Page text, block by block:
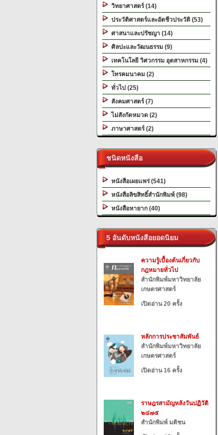
วิทยาศาสตร์ (14)
ประวัติศาสตร์และอัตชีวประวัติ (53)
ศาสนาและปรัชญา (14)
ศิลปะและวัฒนธรรม (9)
เทคโนโลยี วิศวกรรม อุตสาหกรรม (4)
โทรคมนาคม (2)
ทั่วไป (25)
สังคมศาสตร์ (7)
ไม่สังกัดหมวด (2)
ภาษาศาสตร์ (2)
ชนิดหนังสือ
หนังสือเผยแพร่ (541)
หนังสือลิขสิทธิ์สำนักพิมพ์ (98)
หนังสือหายาก (40)
5 อันดับหนังสือยอดนิยม
ความรู้เบื้องต้นเกี่ยวกับ
กฎหมายทั่วไป
สำนักพิมพ์มหาวิทยาลัย
เกษตรศาสตร์
เปิดอ่าน 20 ครั้ง
หลักการประชาสัมพันธ์
สำนักพิมพ์มหาวิทยาลัย
เกษตรศาสตร์
เปิดอ่าน 16 ครั้ง
ราษฎรสามัญหลังวันปฏิวัติ
๒๔๗๕
สำนักพิมพ์ มติชน